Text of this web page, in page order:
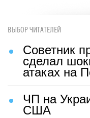
ВЫБОР ЧИТАТЕЛЕЙ
Советник
сделал
атаках на
ЧП на
США